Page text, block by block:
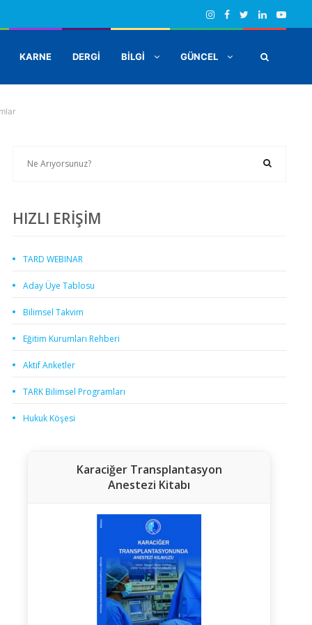
KARNE DERGİ BİLGİ GÜNCEL
HIZLI ERİŞİM
TARD WEBINAR
Aday Üye Tablosu
Bilimsel Takvim
Eğitim Kurumları Rehberi
Aktif Anketler
TARK Bilimsel Programları
Hukuk Köşesi
Karaciğer Transplantasyon
Anestezi Kitabı